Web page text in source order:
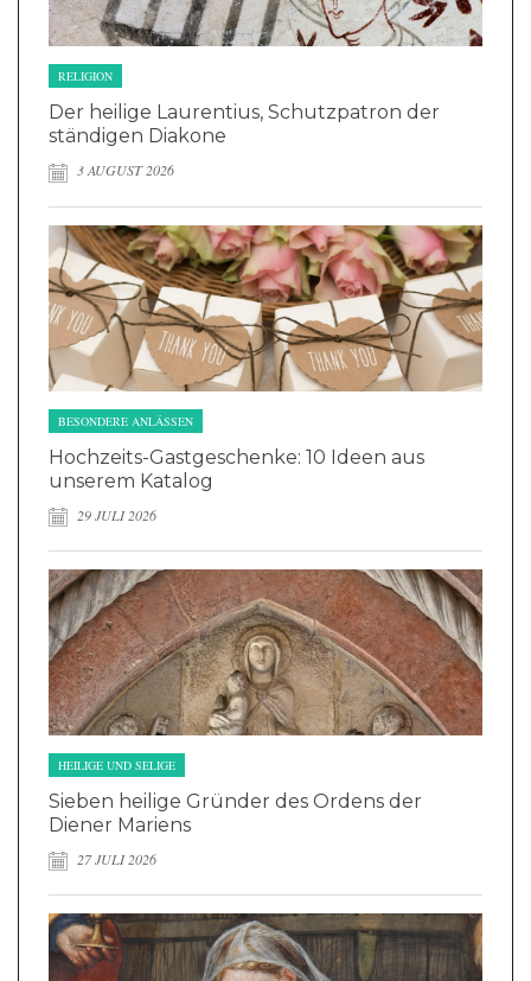
RELIGION
Der heilige Laurentius, Schutzpatron der
ständigen Diakone
3 AUGUST 2026
BESONDERE ANLÄSSEN
Hochzeits-Gastgeschenke: 10 Ideen aus
unserem Katalog
29 JULI 2026
HEILIGE UND SELIGE
Sieben heilige Gründer des Ordens der
Diener Mariens
27 JULI 2026